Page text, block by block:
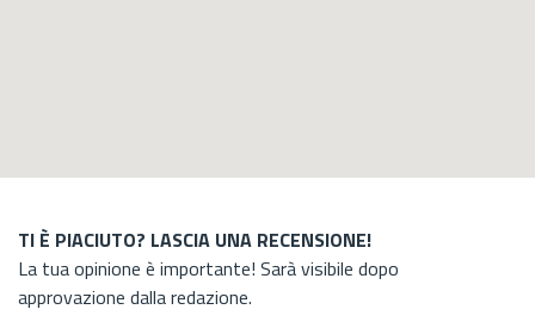
TI È PIACIUTO? LASCIA UNA RECENSIONE!
La tua opinione è importante! Sarà visibile dopo
approvazione dalla redazione.